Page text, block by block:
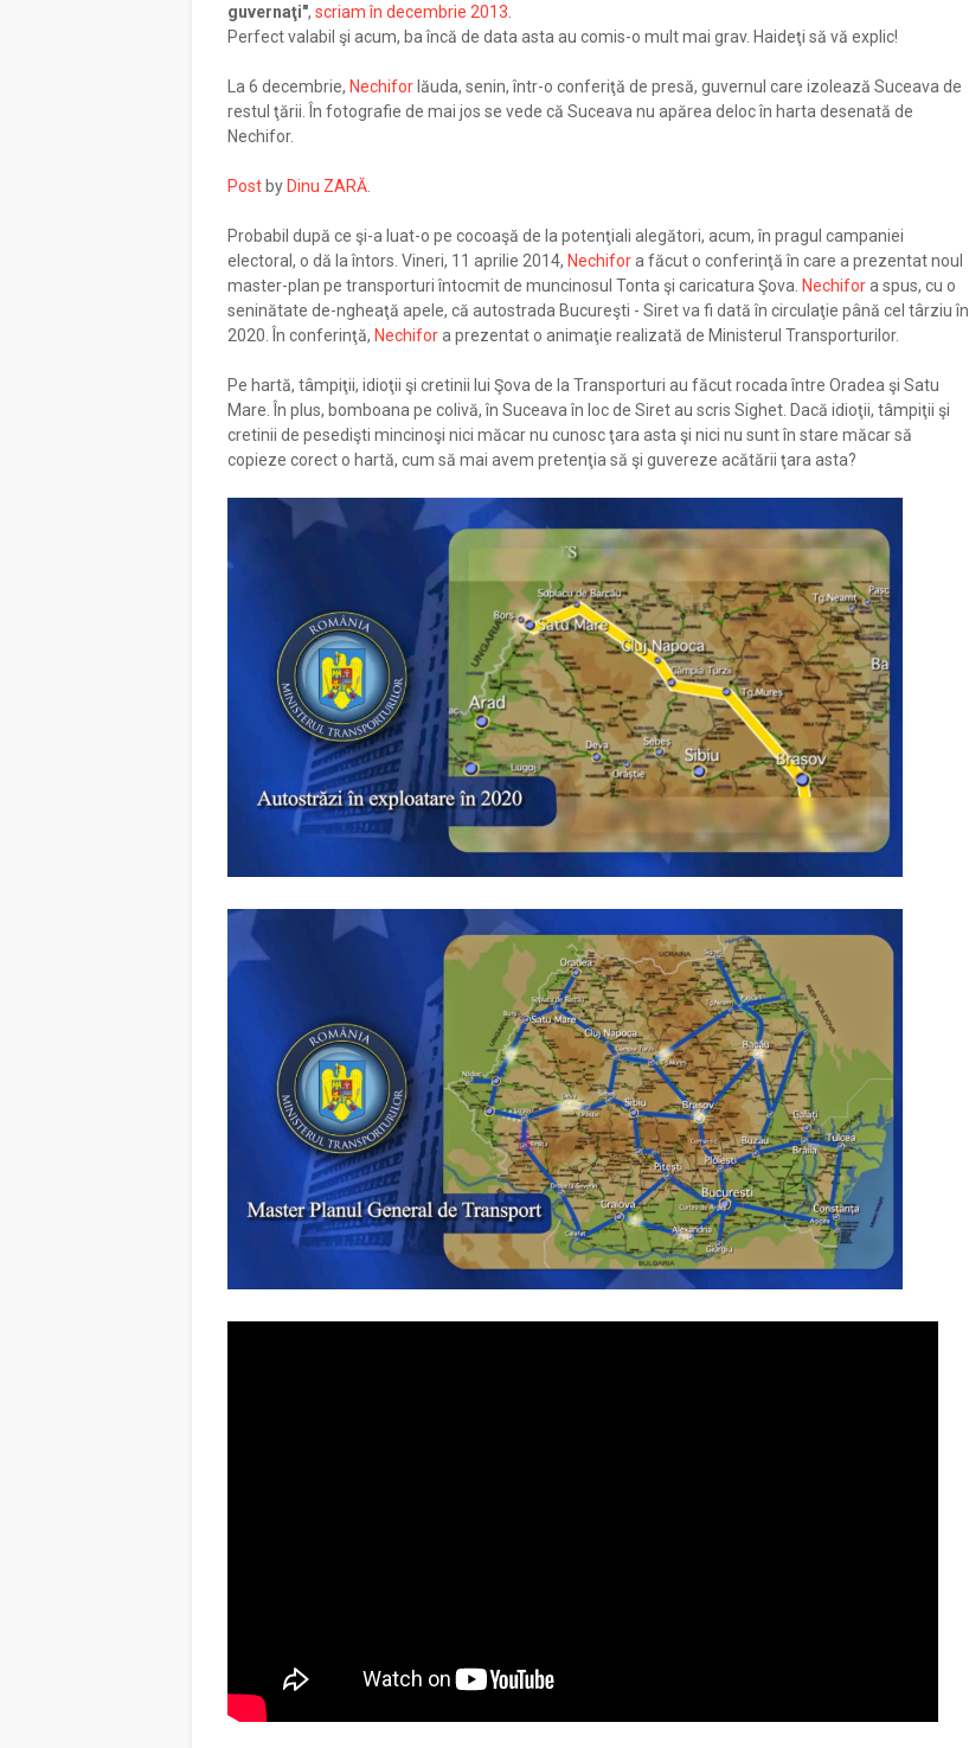
guvernaţi", scriam în decembrie 2013
Perfect valabil şi acum, ba încă de data asta au comis-o mult mai grav. Haideţi să vă explic!
La 6 decembrie, Nechiforlăuda, senin, într-o conferiţă de presă, guvernul care izolează Suceava de
restul ţării. În fotografie de mai jos se vede că Suceava nu apărea deloc în harta desenată de
Nechifor.
PostbyDinu ZARĂ
Probabil după ce şi-a luat-o pe cocoaşă de la potenţiali alegători, acum, în pragul campaniei
electoral, o dă la întors. Vineri, 11 aprilie 2014, Nechifora făcut o conferinţă în care a prezentat noul
master-plan pe transporturi întocmit de muncinosul Tonta şi caricatura Şova. Nechifora spus, cu o
seninătate de-ngheaţă apele, că autostrada Bucureşti - Siret va fi dată în circulaţie până cel târziu în
2020. În conferinţă, Nechifora prezentat o animaţie realizată de Ministerul Transporturilor.
Pe hartă, tâmpiţii, idioţii şi cretinii lui Şova de la Transporturi au făcut rocada între Oradea şi Satu
Mare. În plus, bomboana pe colivă, în Suceava în loc de Siret au scris Sighet. Dacă idioţii, tâmpiţii şi
cretinii de pesedişti mincinoşi nici măcar nu cunosc ţara asta şi nici nu sunt în stare măcar să
copieze corect o hartă, cum să mai avem pretenţia să şi guvereze acătării ţara asta?